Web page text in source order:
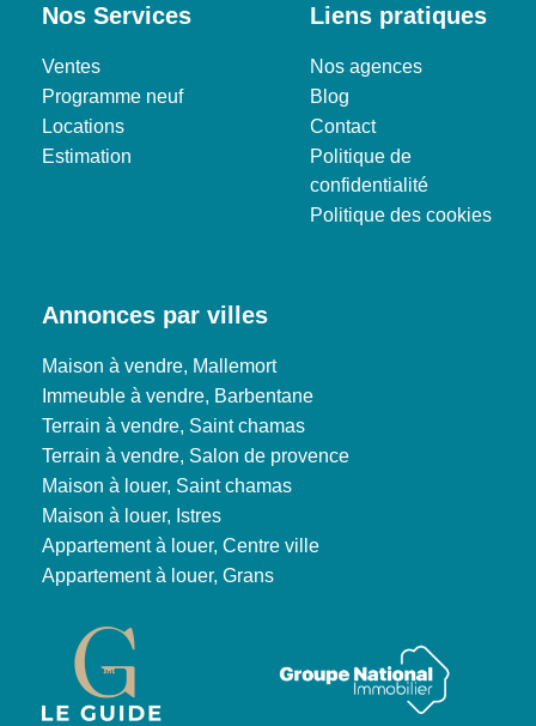
Nos Services
Ventes
Programme neuf
Locations
Estimation
Liens pratiques
Nos agences
Blog
Contact
Politique de
confidentialité
Politique des cookies
Annonces par villes
Maison à vendre, Mallemort
Immeuble à vendre, Barbentane
Terrain à vendre, Saint chamas
Terrain à vendre, Salon de provence
Maison à louer, Saint chamas
Maison à louer, Istres
Appartement à louer, Centre ville
Appartement à louer, Grans